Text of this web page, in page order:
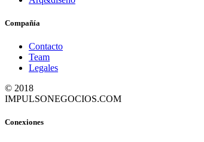
Compañía
Contacto
Team
Legales
© 2018
IMPULSONEGOCIOS.COM
Conexiones